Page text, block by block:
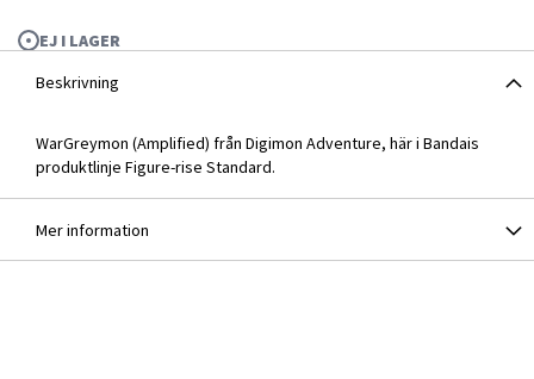
EJ I LAGER
Amplified WarGreymon
Beskrivning
WarGreymon (Amplified) från Digimon Adventure, här i Bandais
produktlinje Figure-rise Standard.
Mer information